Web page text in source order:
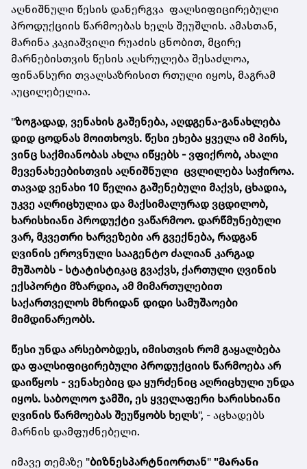
აღნიშნული წესის დანერგვა ფალსიფიცირებული
პროდუქციის წარმოებას ხელს შეუშლის. ამასთან,
მარინა კაკიაშვილი რუაძის ცნობით, მცირე
მარნებისთვის წესის აღსრულება შესაძლოა,
ფინანსური თვალსაზრისით რთული იყოს, მაგრამ
აუცილებელია.
"ზოგადად, ვენახის გაშენება, აღდგენა-განახლება
დიდ ცოდნას მოითხოვს. წესი ეხება ყველა იმ პირს,
ვინც საქმიანობას ახლა იწყებს - ვფიქრობ, ახალი
მევენახეებისთვის აღნიშნული ცვლილება საჭიროა.
თავად ვენახი 10 წელია გაშენებული მაქვს, ცხადია,
უკვე აღრიცხულია და მაქსიმალურად ვცდილობ,
ხარისხიანი პროდუქტი ვაწარმოო. დარწმუნებული
ვარ, მკვეთრი ხარვეზები არ გვექნება, რადგან
ღვინის ეროვნული სააგენტო ძალიან კარგად
მუშაობს - სტატისტიკაც გვაქვს, ქართული ღვინის
ექსპორტი მზარდია, ამ მიმართულებით
საქართველოს მხრიდან დიდი სამუშაოები
მიმდინარეობს.
წესი უნდა არსებობდეს, იმისთვის რომ გაყალბება
და ფალსიფიცირებული პროდუქციის წარმოება არ
დაიწყოს - ვენახებიც და ყურძენიც აღრიცხული უნდა
იყოს. საბოლოო ჯამში, ეს ყველაფერი ხარისხიანი
ღვინის წარმოებას შეუწყობს ხელს", - აცხადებს
მარნის დამფუძნებელი.
იმავე თემაზე "ბიზნესპარტნიორთან" "მარანი